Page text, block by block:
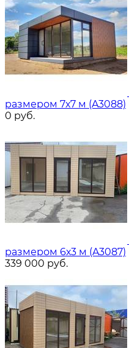
размером 7х7 м (A3088)
0 руб.
размером 6х3 м (A3087)
339 000 руб.